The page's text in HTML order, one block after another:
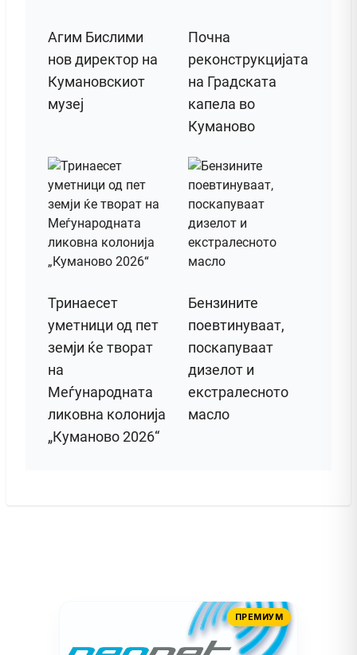
Агим Бислими
нов директор на
Кумановскиот
музеј
Почна
реконструкцијата
на Градската
капела во
Куманово
Тринаесет
уметници од пет
земји ќе творат
на
Меѓународната
ликовна колонија
„Куманово 2026“
Бензините
поевтинуваат,
поскапуваат
дизелот и
екстралесното
масло
ПРЕМИУМ